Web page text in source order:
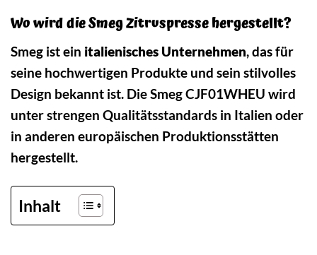
Wo wird die Smeg Zitruspresse hergestellt?
Smeg ist ein italienisches Unternehmen, das für
seine hochwertigen Produkte und sein stilvolles
Design bekannt ist. Die Smeg CJF01WHEU wird
unter strengen Qualitätsstandards in Italien oder
in anderen europäischen Produktionsstätten
hergestellt.
Inhalt